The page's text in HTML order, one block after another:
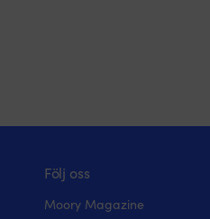
Följ oss
Moory Magazine